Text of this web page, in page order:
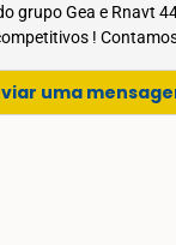
grupo Gea e Rnavt
!
uma